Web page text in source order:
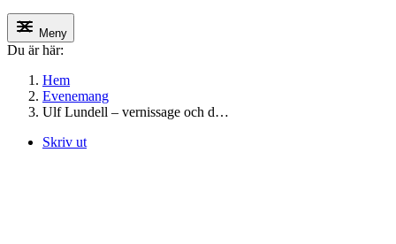
Meny
Du är här:
Hem
Evenemang
Ulf Lundell – vernissage och d…
Skriv ut